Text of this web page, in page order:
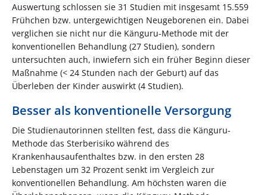
Auswertung schlossen sie 31 Studien mit insgesamt 15.559
Frühchen bzw. untergewichtigen Neugeborenen ein. Dabei
verglichen sie nicht nur die Känguru-Methode mit der
konventionellen Behandlung (27 Studien), sondern
untersuchten auch, inwiefern sich ein früher Beginn dieser
Maßnahme (< 24 Stunden nach der Geburt) auf das
Überleben der Kinder auswirkt (4 Studien).
Besser als konventionelle Versorgung
Die Studienautorinnen stellten fest, dass die Känguru-
Methode das Sterberisiko während des
Krankenhausaufenthaltes bzw. in den ersten 28
Lebenstagen um 32 Prozent senkt im Vergleich zur
konventionellen Behandlung. Am höchsten waren die